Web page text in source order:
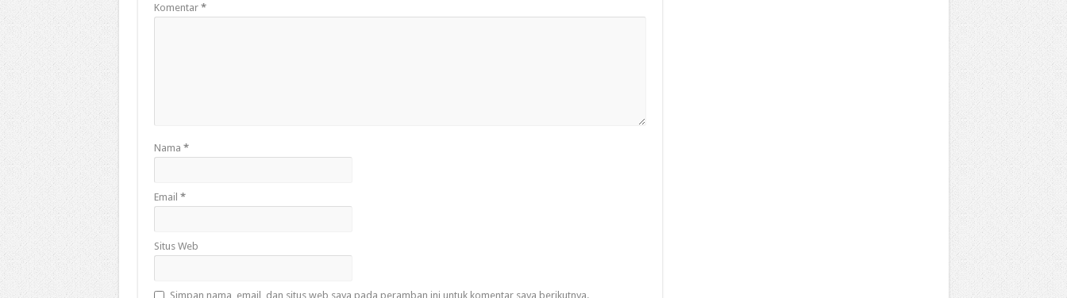
Komentar *
Nama *
Email *
Situs Web
Simpan nama, email, dan situs web saya pada peramban ini untuk komentar saya berikutnya.